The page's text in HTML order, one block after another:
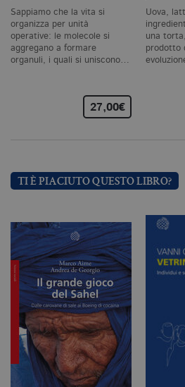
Sappiamo che la vita si
organizza per unità
operative: le molecole si
aggregano a formare
organuli, i quali si uniscono…
27,00€
Uova,
una
prodotto
TI È PIACIUTO QUESTO LIBRO?
cookie analitici sono
tecnici e dunque non
consenso.
Nome
_ga